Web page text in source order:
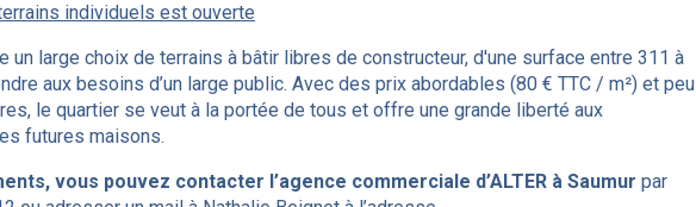
individuels est ouverte
un large choix de terrains à bâtir libres de constructeur, d'une surface entre 311 à
aux besoins d’un large public. Avec des prix abordables (80 € TTC / m²) et peu
le quartier se veut à la portée de tous et offre une grande liberté aux
futures maisons.
vous pouvez contacter l’agence commerciale d’ALTER à Saumur par